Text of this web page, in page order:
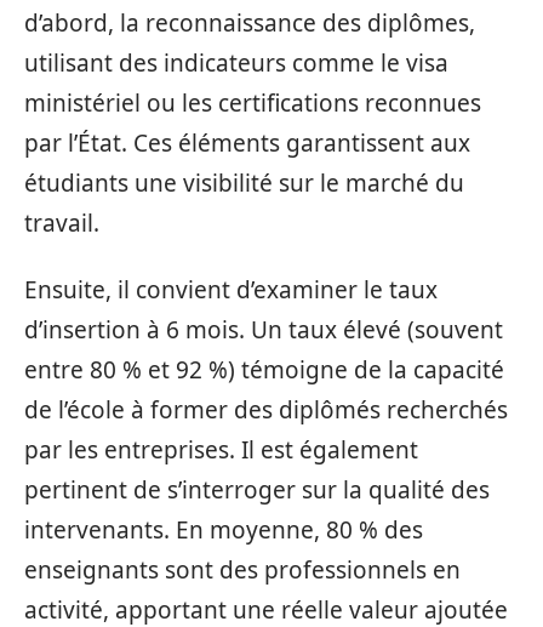
d’abord, la reconnaissance des diplômes,
utilisant des indicateurs comme le visa
ministériel ou les certifications reconnues
par l’État. Ces éléments garantissent aux
étudiants une visibilité sur le marché du
travail.
Ensuite, il convient d’examiner le taux
d’insertion à 6 mois. Un taux élevé (souvent
entre 80 % et 92 %) témoigne de la capacité
de l’école à former des diplômés recherchés
par les entreprises. Il est également
pertinent de s’interroger sur la qualité des
intervenants. En moyenne, 80 % des
enseignants sont des professionnels en
activité, apportant une réelle valeur ajoutée